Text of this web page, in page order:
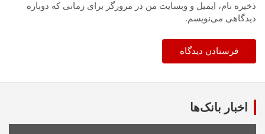
ذخیره نام، ایمیل و وبسایت من در مرورگر برای زمانی که دوباره
دیدگاهی می‌نویسم.
اخبار بانک‌ها